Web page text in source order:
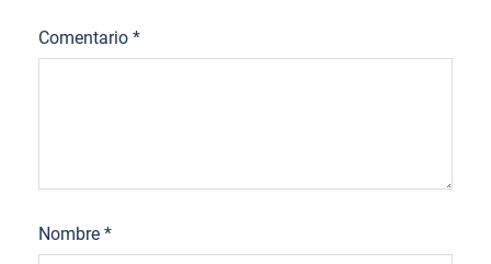
Comentario *
Nombre *